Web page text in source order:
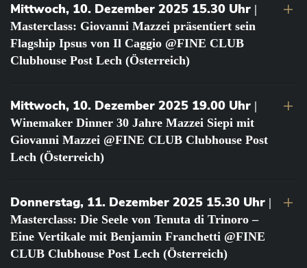
Mittwoch, 10. Dezember 2025 15.30 Uhr |
Masterclass: Giovanni Mazzei präsentiert sein
Flagship Ipsus von Il Caggio @FINE CLUB
Clubhouse Post Lech (Österreich)
Mittwoch, 10. Dezember 2025 19.00 Uhr |
Winemaker Dinner 30 Jahre Mazzei Siepi mit
Giovanni Mazzei @FINE CLUB Clubhouse Post
Lech (Österreich)
Donnerstag, 11. Dezember 2025 15.30 Uhr |
Masterclass: Die Seele von Tenuta di Trinoro –
Eine Vertikale mit Benjamin Franchetti @FINE
CLUB Clubhouse Post Lech (Österreich)